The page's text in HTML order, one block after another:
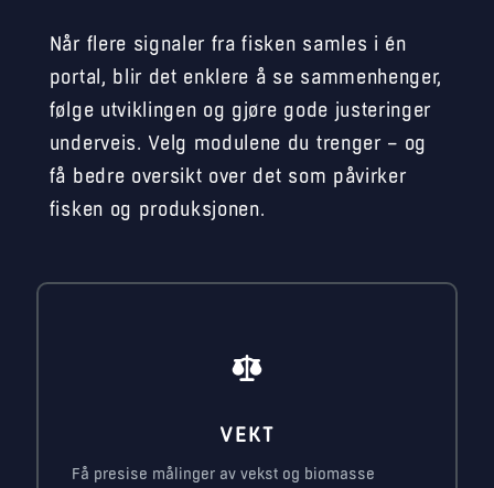
Når flere signaler fra fisken samles i én
portal, blir det enklere å se sammenhenger,
følge utviklingen og gjøre gode justeringer
underveis. Velg modulene du trenger – og
få bedre oversikt over det som påvirker
fisken og produksjonen.
VEKT
Få presise målinger av vekst og biomasse